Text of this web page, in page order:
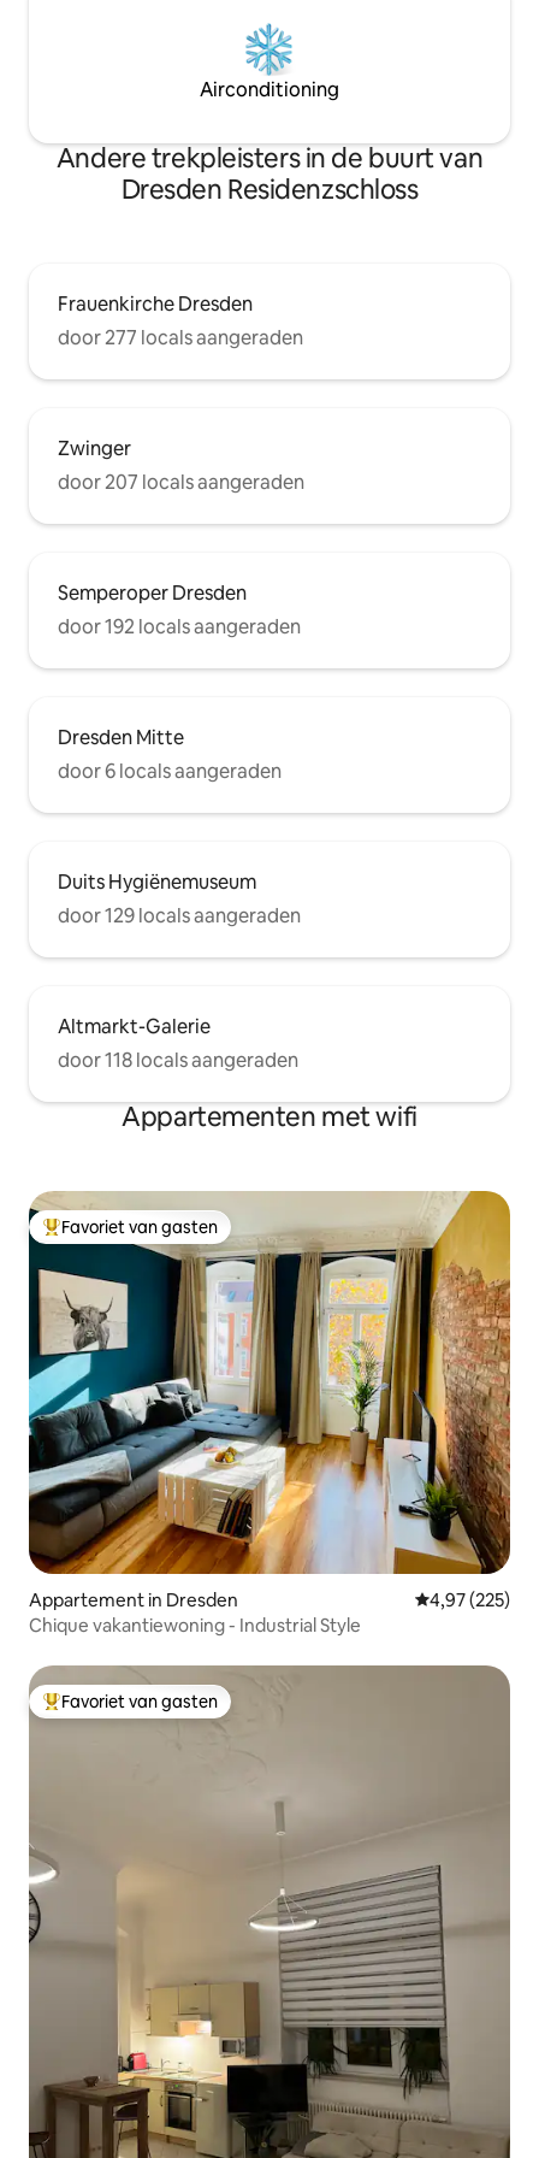
Airconditioning
Andere trekpleisters in de buurt van
Dresden Residenzschloss
Frauenkirche Dresden
door 277 locals aangeraden
Zwinger
door 207 locals aangeraden
Semperoper Dresden
door 192 locals aangeraden
Dresden Mitte
door 6 locals aangeraden
Duits Hygiënemuseum
door 129 locals aangeraden
Altmarkt-Galerie
door 118 locals aangeraden
Appartementen met wifi
Topfavoriet van gasten
Favoriet van gasten
Appartement in Dresden Gemiddelde
4,97 (225)
Chique vakantiewoning - Industrial Style
Topfavoriet van gasten
Favoriet van gasten